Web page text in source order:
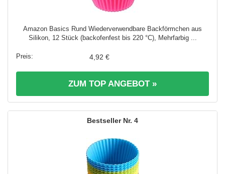
Amazon Basics Rund Wiederverwendbare Backförmchen aus
Silikon, 12 Stück (backofenfest bis 220 °C), Mehrfarbig ...
4,92 €
ZUM TOP ANGEBOT »
4